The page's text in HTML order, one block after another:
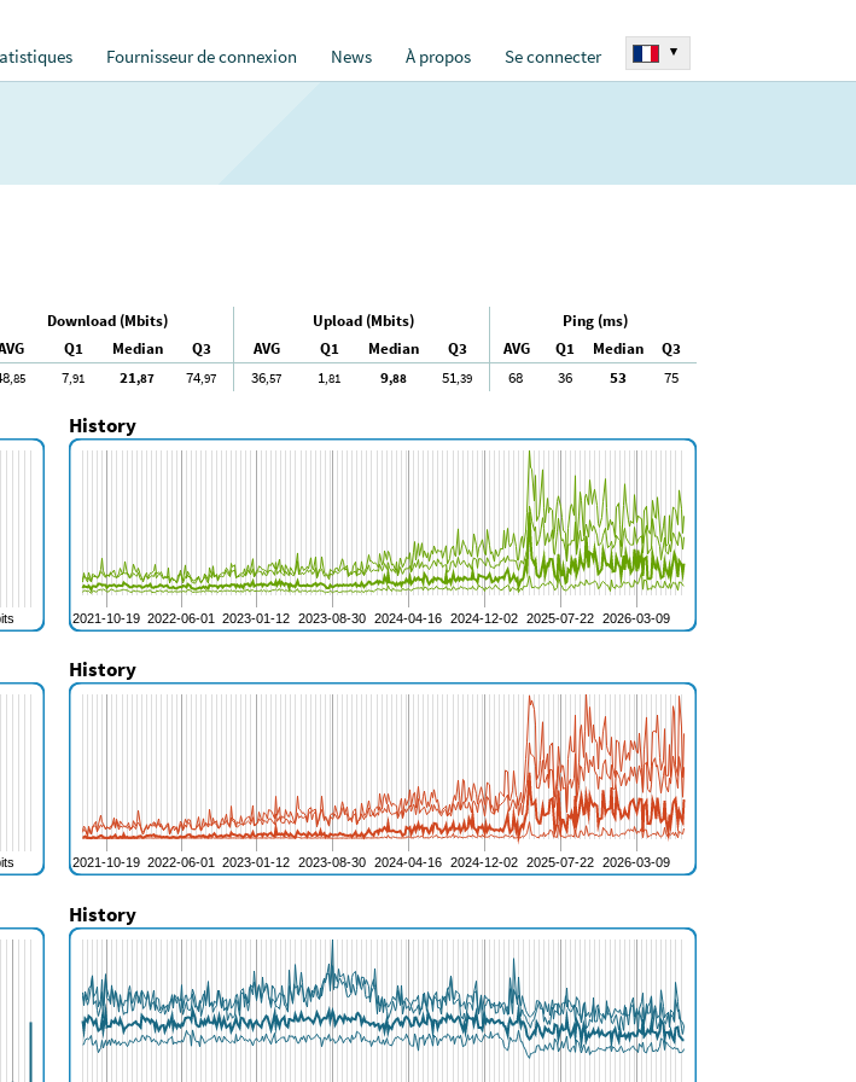
Fournisseur de connexion News À propos Se connecter ▾
Download (Mbits) Upload (Mbits)
Ping (ms)
Q1 Median Q3 AVG Q1 Median Q3 AVG Q1 Median
Q3
,85 7,91 21,87 74,97 36,57 1,81 9,88 51,39 68 36 53 75
History
History
History